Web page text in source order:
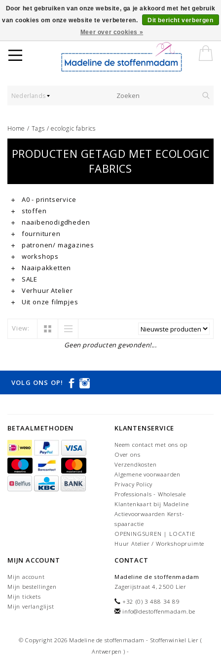
Worldwide Shipping - Onze stoffen worden verkocht per 10 cm.
Nederlands
Home / Tags /ecologic fabrics
PRODUCTEN GETAGD MET ECOLOGIC
FABRICS
A0 - printservice
stoffen
naaibenodigdheden
fournituren
patronen/ magazines
workshops
Naaipakketten
SALE
Verhuur Atelier
Uit onze filmpjes
View:
Geen producten gevonden!...
VOLG ONS OP!
BETAALMETHODEN KLANTENSERVICE
Neem contact met ons op
Over ons
Verzendkosten
Algemene voorwaarden
Privacy Policy
Professionals - Wholesale
Klantenkaart bij Madeline
Actievoorwaarden Kerst-
spaaractie
OPENINGSUREN | LOCATIE
Huur Atelier / Workshopruimte
MIJN ACCOUNT
Mijn account
Mijn bestellingen
Mijn tickets
Mijn verlanglijst
CONTACT
Madeline de stoffenmadam
Zagerijstraat 4, 2500 Lier
+32 (0) 3 488 34 89
info@destoffenmadam.be
© Copyright 2026 Madeline de stoffenmadam - Stoffenwinkel Lier (
Antwerpen ) -
Door het gebruiken van onze website, ga je akkoord met het gebruik
van cookies om onze website te verbeteren.
Dit bericht verbergen
Meer over cookies »